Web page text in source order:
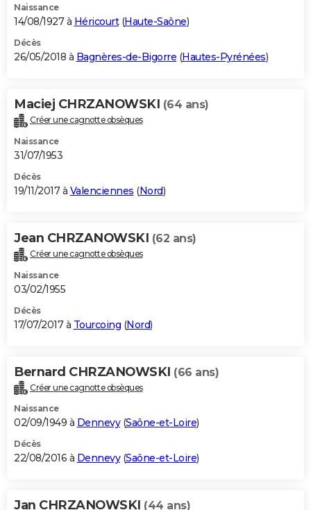
Naissance
14/08/1927 à Héricourt(Haute-Saône)
Décès
26/05/2018 à Bagnères-de-Bigorre (Hautes-Pyrénées)
Maciej CHRZANOWSKI (64 ans)
Créer une cagnotte obsèques
Naissance
31/07/1953
Décès
19/11/2017 à Valenciennes (Nord)
Jean CHRZANOWSKI (62 ans)
Créer une cagnotte obsèques
Naissance
03/02/1955
Décès
17/07/2017 à Tourcoing (Nord)
Bernard CHRZANOWSKI (66 ans)
Créer une cagnotte obsèques
Naissance
02/09/1949 à Dennevy(Saône-et-Loire)
Décès
22/08/2016 à Dennevy(Saône-et-Loire)
Jan CHRZANOWSKI (44 ans)